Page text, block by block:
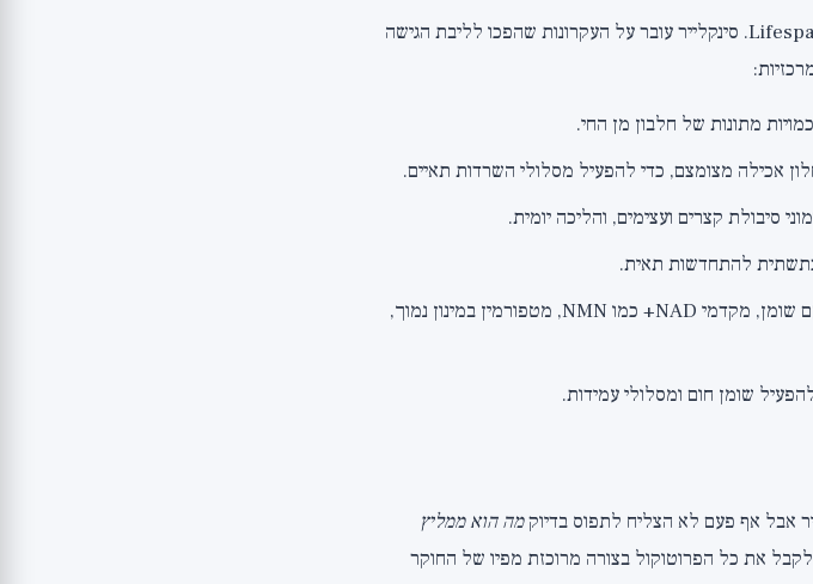
הפרק הוא תמצית של עשרות פרקים קודמים בפודקאסט Lifespan. סינקלייר עובר על העקרונות שהפכו לליבת הגישה
מתונות של חלבון מן החי.
אכילה מצומצם, כדי להפעיל מסלולי השרדות תאיים.
סיבולת קצרים ועצימים, והליכה יומית.
להתחדשות תאית.
שהוא ממשיך לקחת: רסבראטרול עם שומן, מקדמי NAD+ כמו NMN, מטפורמין במינון נמוך,
שומן חום ומסלולי עמידות.
אבל אף פעם לא הצליח לתפוס בדיוקמה הוא ממליץ
ספר, אפשר לקבל את כל הפרוטוקול בצורה מרוכזת מפיו של החוקר